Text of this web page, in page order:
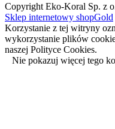
Copyright Eko-Koral Sp. z
Sklep internetowy shopGold
Korzystanie z tej witryny
wykorzystanie plików
naszej Polityce Cookies.
Nie pokazuj więcej tego